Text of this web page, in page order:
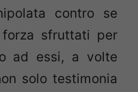
contro se
sfruttati per
ad essi, a volte
solo testimonia